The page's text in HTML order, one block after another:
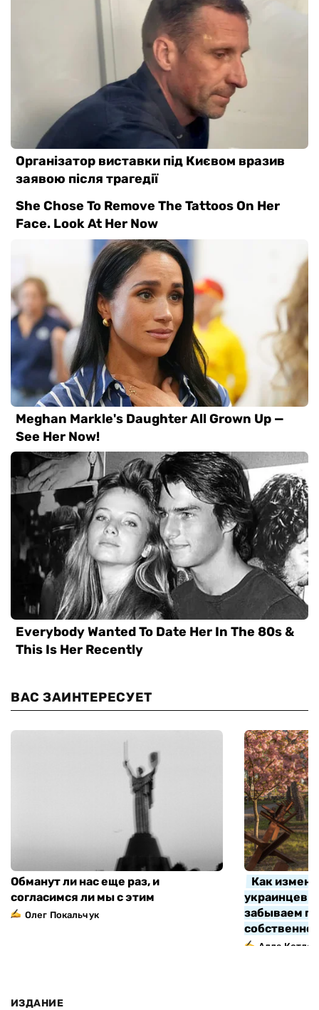
ВАС ЗАИНТЕРЕСУЕТ
Обманут ли нас еще раз, и
согласимся ли мы с этим
Олег Покальчук
Как
украинцев
забываем
Алла Котляр
ИЗДАНИЕ